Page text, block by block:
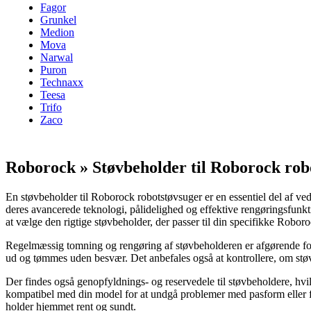
Fagor
Grunkel
Medion
Mova
Narwal
Puron
Technaxx
Teesa
Trifo
Zaco
Roborock » Støvbeholder til Roborock
En støvbeholder til Roborock robotstøvsuger er en essentiel del af
deres avancerede teknologi, pålidelighed og effektive
at vælge den rigtige støvbeholder, der passer til din specifikke
Regelmæssig tomning og rengøring af støvbeholderen er afgørende
ud og tømmes uden besvær. Det anbefales også at kontrollere, om
Der findes også genopfyldnings- og reservedele til støvbeholdere,
kompatibel med din model for at undgå problemer med pasform
holder hjemmet rent og sundt.